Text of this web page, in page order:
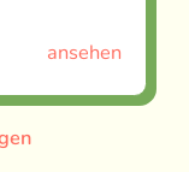
ansehen